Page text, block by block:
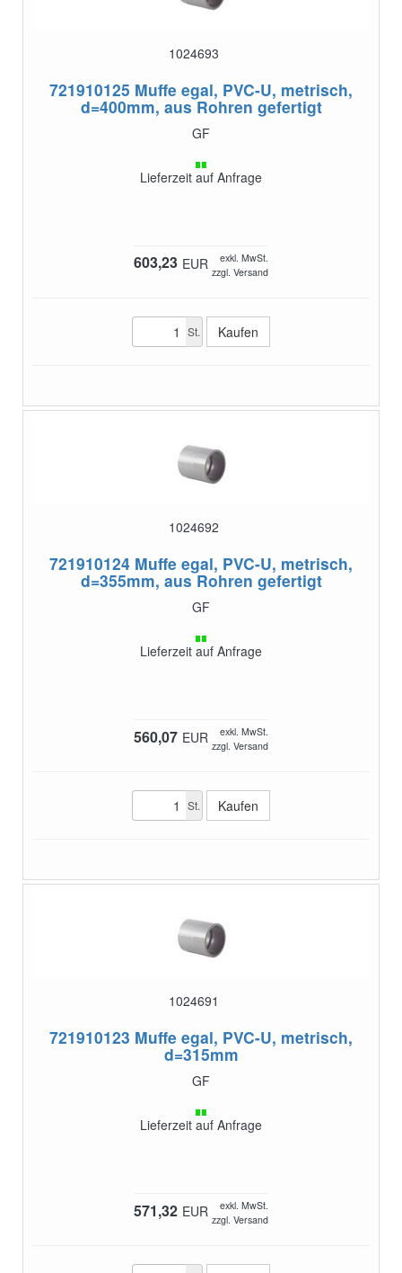
1024693
721910125 Muffe egal, PVC-U, metrisch,
d=400mm, aus Rohren gefertigt
GF
Lieferzeit auf Anfrage
603,23 EUR
exkl. MwSt.
zzgl. Versand
St.
1024692
721910124 Muffe egal, PVC-U, metrisch,
d=355mm, aus Rohren gefertigt
GF
Lieferzeit auf Anfrage
560,07 EUR
exkl. MwSt.
zzgl. Versand
St.
1024691
721910123 Muffe egal, PVC-U, metrisch,
d=315mm
GF
Lieferzeit auf Anfrage
571,32 EUR
exkl. MwSt.
zzgl. Versand